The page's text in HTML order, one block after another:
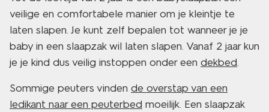
veilige en comfortabele manier om je kleintje te
laten slapen. Je kunt zelf bepalen tot wanneer je je
baby in een slaapzak wil laten slapen. Vanaf 2 jaar kun
je je kind dus veilig instoppen onder een dekbed.
Sommige peuters vinden de overstap van een
ledikant naar een peuterbed moeilijk. Een slaapzak